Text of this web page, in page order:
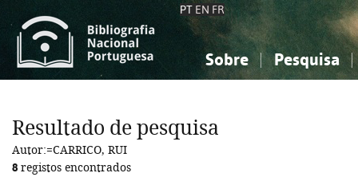
PT EN FR
Sobre Pesquisa
Ciências sociais...
Ciências sociais...
Resultado de pesquisa
Autor:=CARRICO, RUI
8 registos encontrados